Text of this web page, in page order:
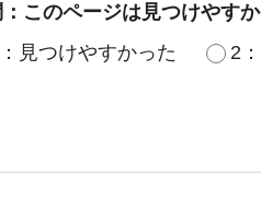
このページは見つけやす
見つけやすかった
2